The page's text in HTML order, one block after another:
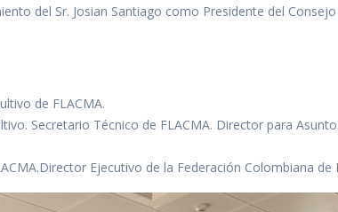
del Sr. Josian Santiago como Presidente del
de FLACMA.
Secretario Técnico de FLACMA. Director para
Ejecutivo de la Federación Colombiana de